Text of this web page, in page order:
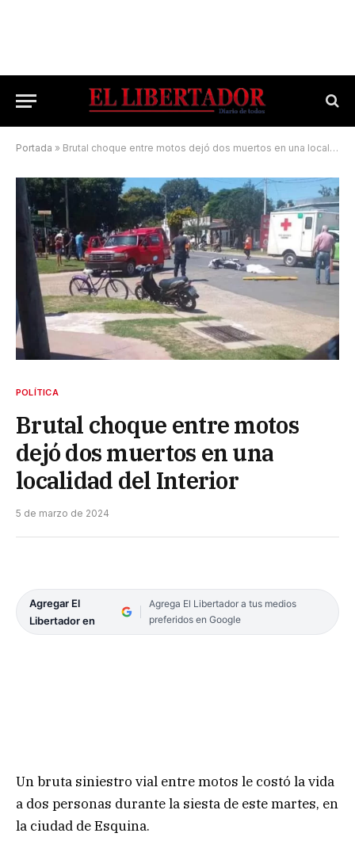
Portada » Brutal choque entre motos dejó dos muertos en una localidad del Interior
POLÍTICA
Brutal choque entre motos
dejó dos muertos en una
localidad del Interior
5 de marzo de 2024
Agregar El
Libertador en
Agrega El Libertador a tus medios
preferidos en Google
Un bruta siniestro vial entre motos le costó la vida
a dos personas durante la siesta de este martes, en
la ciudad de Esquina.